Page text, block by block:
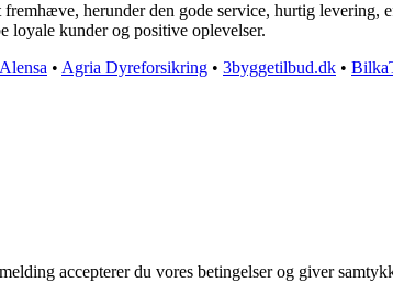
herunder den gode service, hurtig
loyale kunder og positive oplevelser.
Alensa • Agria Dyreforsikring • 3byggetilbud.dk •
accepterer du vores betingelser og giver